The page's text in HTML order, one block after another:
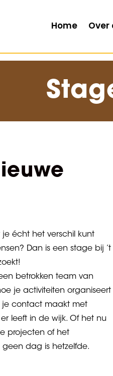
Home Over
écht het verschil kunt
Dan is een stage bij ’t
betrokken team van
je activiteiten organiseert
je contact maakt met
leeft in de wijk. Of het nu
projecten of het
dag is hetzelfde.